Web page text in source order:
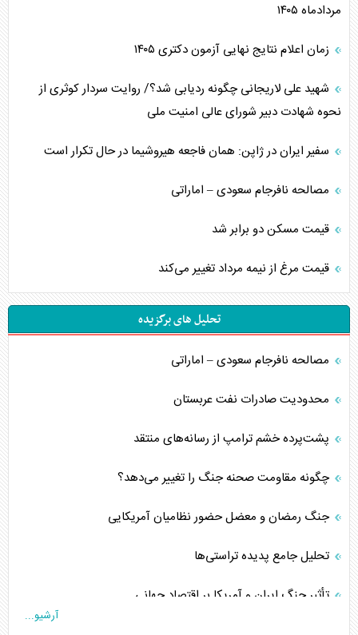
مردادماه ۱۴۰۵
زمان اعلام نتایج نهایی آزمون دکتری ۱۴۰۵
شهید علی لاریجانی چگونه ردیابی شد؟/ روایت سردار کوثری از
نحوه شهادت دبیر شورای عالی امنیت ملی
سفیر ایران در ژاپن: همان فاجعه هیروشیما در حال تکرار است
مصالحه نافرجام سعودی – اماراتی
قیمت مسکن دو برابر شد
قیمت مرغ از نیمه مرداد تغییر می‌کند
تحلیل های برگزیده
مصالحه نافرجام سعودی – اماراتی
محدودیت صادرات نفت عربستان
پشت‌پرده خشم ترامپ از رسانه‌های منتقد
چگونه مقاومت صحنه جنگ را تغییر می‌دهد؟
جنگ رمضان و معضل حضور نظامیان آمریکایی
تحلیل جامع پدیده تراستی‌ها
تأثیر جنگ ایران و آمریکا بر اقتصاد جهانی
آرشیو...